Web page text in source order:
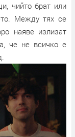
чийто брат или
Между тях се
наяве излизат
че не всичко е